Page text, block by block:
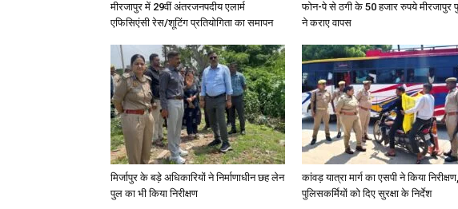
मीरजापुर में 29वीं अंतरजनपदीय एलार्म
एफिसिएंसी रेस/शूटिंग प्रतियोगिता का समापन
फोन-पे से ठगी के 50 हजार रुपये मीरजापुर
ने कराए वापस
मिर्जापुर के बड़े अधिकारियों ने निर्माणाधीन छह लेन
पुल का भी किया निरीक्षण
कांवड़ यात्रा मार्ग का एसपी ने किया निरीक्षण,
पुलिसकर्मियों को दिए सुरक्षा के निर्देश